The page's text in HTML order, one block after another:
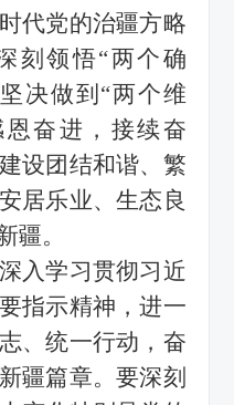
代党的治疆方略
刻领悟“两个确
决做到 “两个维
奋进，接续奋
设团结和谐、繁
居乐业、生态良
疆。
入学习贯彻习近
指示精神，进一
、统一行动，奋
疆篇章。要深刻